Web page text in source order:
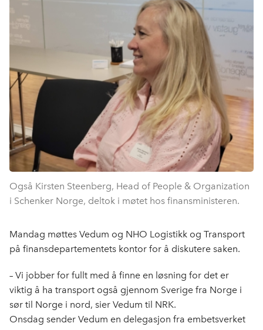
Også Kirsten Steenberg, Head of People & Organization
i Schenker Norge, deltok i møtet hos finansministeren.
Mandag møttes Vedum og NHO Logistikk og Transport
på finansdepartementets kontor for å diskutere saken.
– Vi jobber for fullt med å finne en løsning for det er
viktig å ha transport også gjennom Sverige fra Norge i
sør til Norge i nord, sier Vedum til NRK.
Onsdag sender Vedum en delegasjon fra embetsverket